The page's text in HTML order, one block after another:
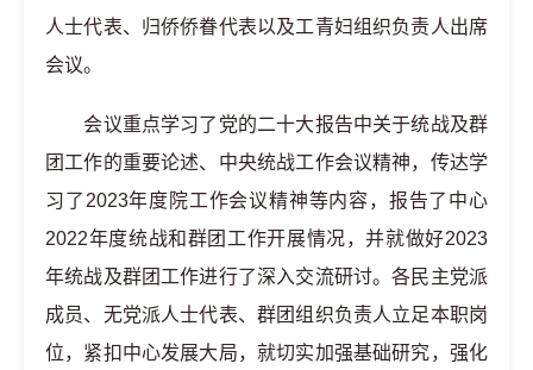
人士代表、归侨侨眷代表以及工青妇组织负责人出席
会议。
会议重点学习了党的二十大报告中关于统战及群
团工作的重要论述、中央统战工作会议精神，传达学
习了2023年度院工作会议精神等内容，报告了中心
2022年度统战和群团工作开展情况，并就做好2023
年统战及群团工作进行了深入交流研讨。各民主党派
成员、无党派人士代表、群团组织负责人立足本职岗
位，紧扣中心发展大局，就切实加强基础研究，强化